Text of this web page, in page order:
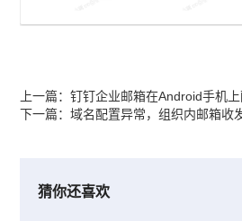
上一篇： 钉钉企业邮箱在Android手机
下一篇： 域名配置异常，组织内邮箱收
猜你还喜欢